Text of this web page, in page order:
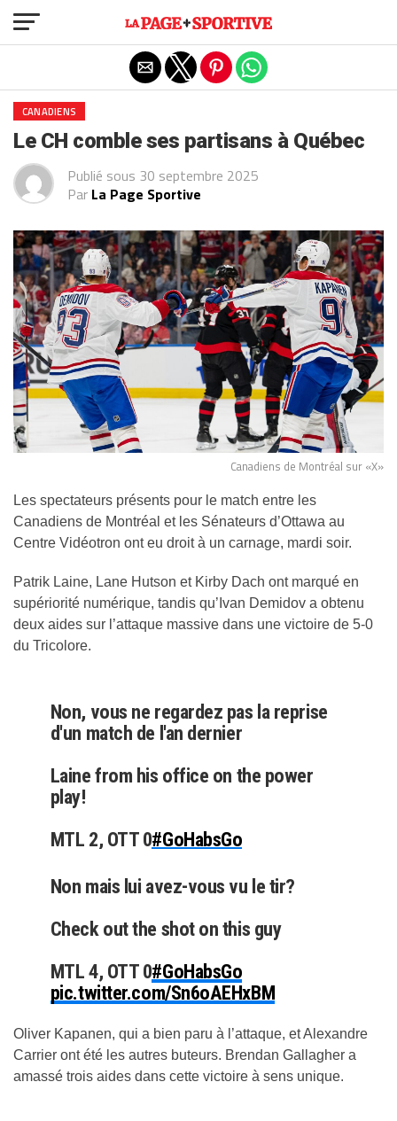
CANADIENS
Le CH comble ses partisans à Québec
Publié sous 30 septembre 2025
Par La Page Sportive
Canadiens de Montréal sur «X»
Les spectateurs présents pour le match entre les
Canadiens de Montréal et les Sénateurs d’Ottawa au
Centre Vidéotron ont eu droit à un carnage, mardi soir.
Patrik Laine, Lane Hutson et Kirby Dach ont marqué en
supériorité numérique, tandis qu’Ivan Demidov a obtenu
deux aides sur l’attaque massive dans une victoire de 5-0
du Tricolore.
Non, vous ne regardez pas la reprise
d'un match de l'an dernier
Laine from his office on the power
play!
MTL 2, OTT 0#GoHabsGo
Non mais lui avez-vous vu le tir?
Check out the shot on this guy
MTL 4, OTT 0#GoHabsGo
pic.twitter.com/Sn6oAEHxBM
— Canadiens Montréal (@CanadiensMTL)October 1, 2025
Oliver Kapanen, qui a bien paru à l’attaque, et Alexandre
Carrier ont été les autres buteurs. Brendan Gallagher a
amassé trois aides dans cette victoire à sens unique.
Exit mobile version